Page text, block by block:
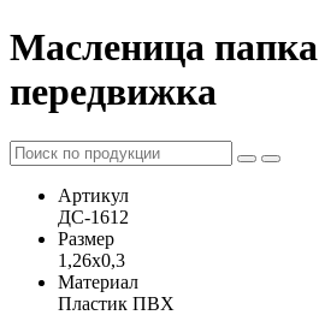
Масленица папка
передвижка
Артикул
ДС-1612
Размер
1,26х0,3
Материал
Пластик ПВХ